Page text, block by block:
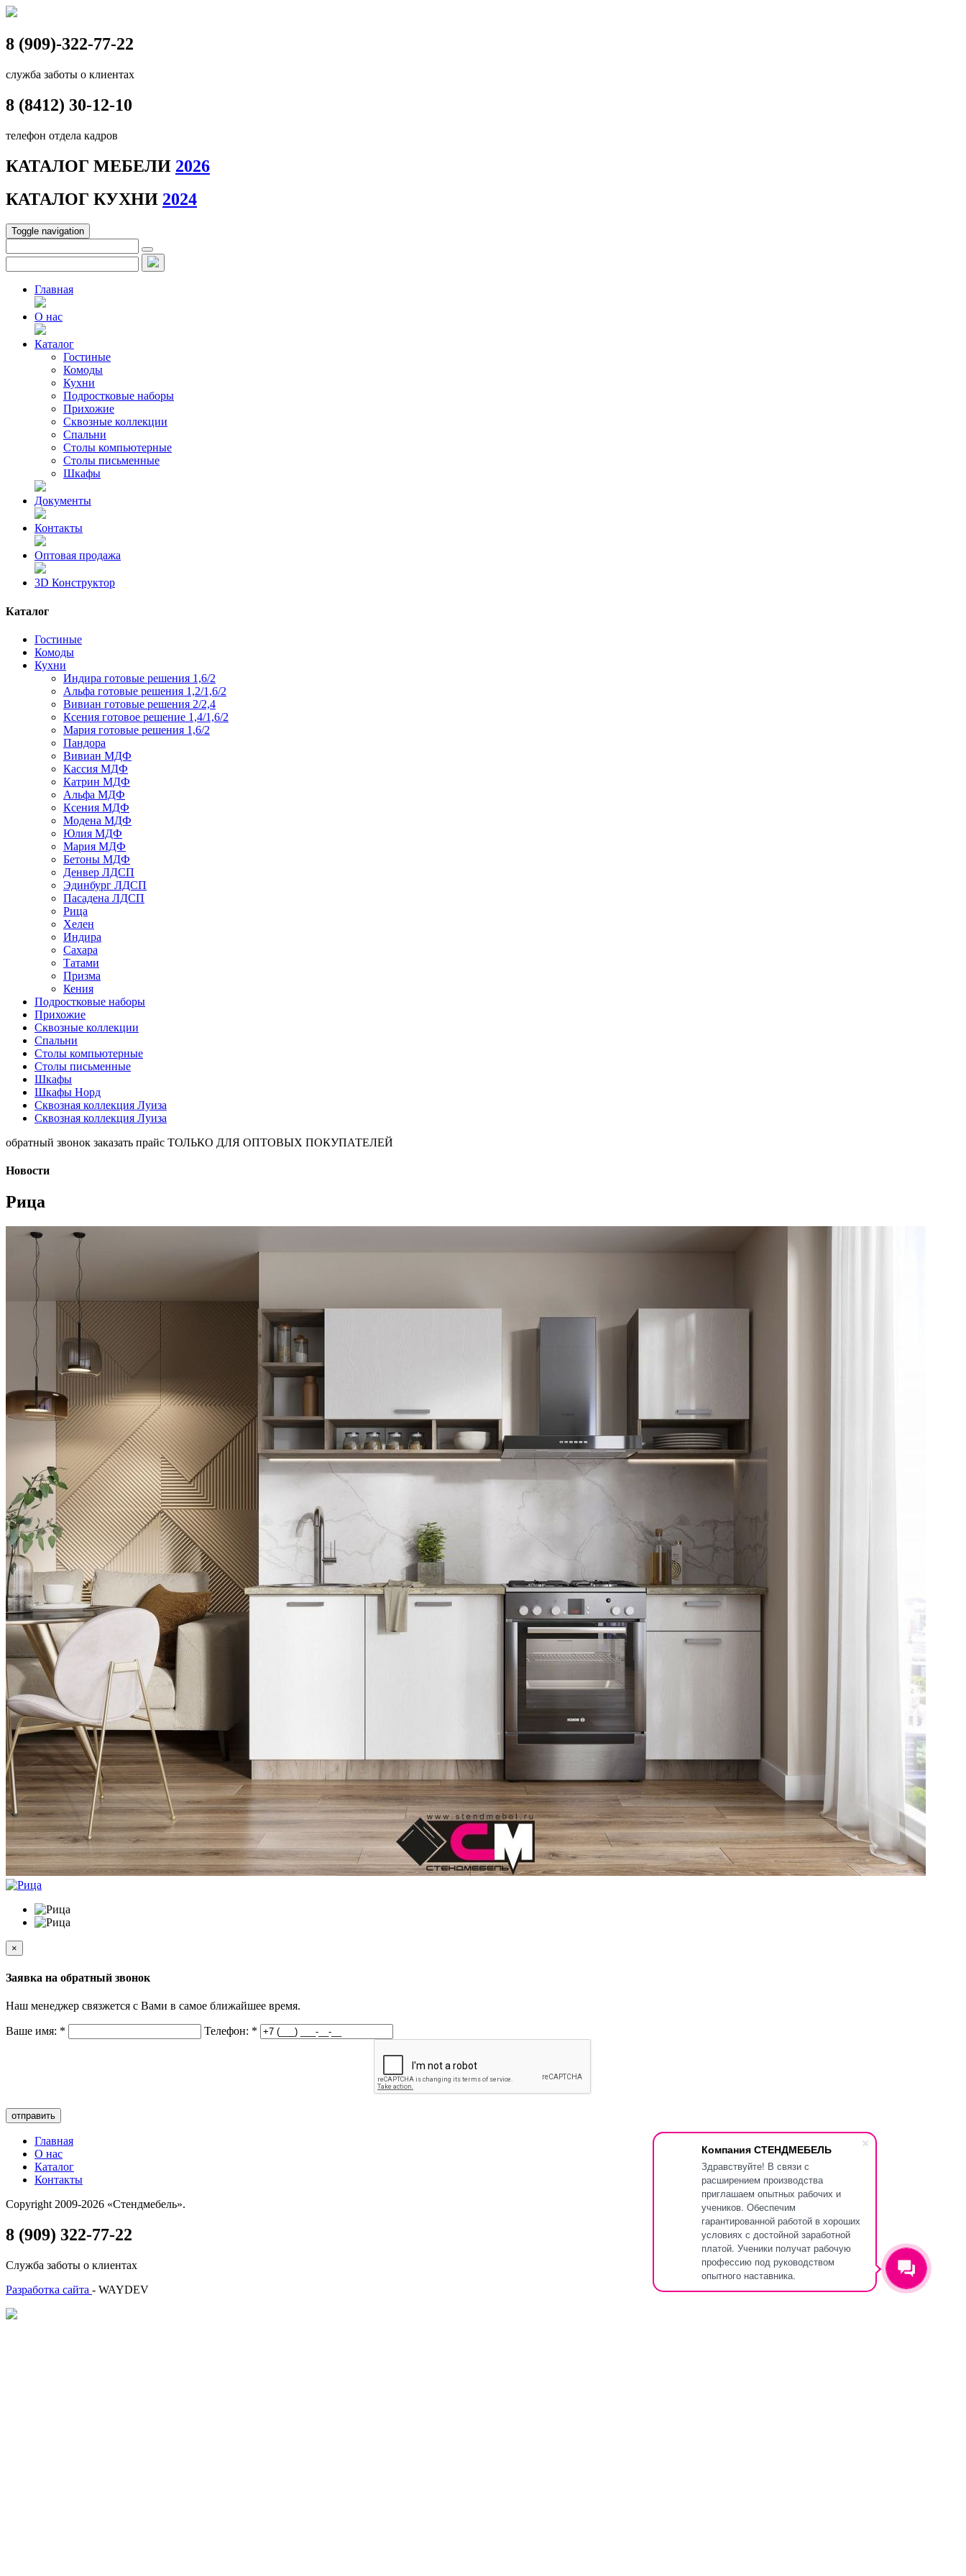
Компания СТЕНДМЕБЕЛЬ
Здравствуйте! В связи с
расширением производства
приглашаем опытных рабочих и
учеников. Обеспечим
гарантированной работой в хороших
условиях с достойной заработной
платой. Ученики получат рабочую
профессию под руководством
опытного наставника.
8 (909)-322-77-22
служба заботы о клиентах
8 (8412) 30-12-10
телефон отдела кадров
КАТАЛОГ МЕБЕЛИ 2026
КАТАЛОГ КУХНИ 2024
Toggle navigation
Главная
О нас
Каталог
Гостиные
Комоды
Кухни
Подростковые наборы
Прихожие
Сквозные коллекции
Спальни
Столы компьютерные
Столы письменные
Шкафы
Документы
Контакты
Оптовая продажа
3D Конструктор
Каталог
Гостиные
Комоды
Кухни
Индира готовые решения 1,6/2
Альфа готовые решения 1,2/1,6/2
Вивиан готовые решения 2/2,4
Ксения готовое решение 1,4/1,6/2
Мария готовые решения 1,6/2
Пандора
Вивиан МДФ
Кассия МДФ
Катрин МДФ
Альфа МДФ
Ксения МДФ
Модена МДФ
Юлия МДФ
Мария МДФ
Бетоны МДФ
Денвер ЛДСП
Эдинбург ЛДСП
Пасадена ЛДСП
Рица
Хелен
Индира
Сахара
Татами
Призма
Кения
Подростковые наборы
Прихожие
Сквозные коллекции
Спальни
Столы компьютерные
Столы письменные
Шкафы
Шкафы Норд
Сквозная коллекция Луиза
Сквозная коллекция Луиза
обратный звонок заказать прайс ТОЛЬКО ДЛЯ ОПТОВЫХ ПОКУПАТЕЛЕЙ
Новости
Рица
×
Заявка на обратный звонок
Наш менеджер связжется с Вами в самое ближайшее время.
Ваше имя: * Телефон: *
отправить
Главная
О нас
Каталог
Контакты
Copyright 2009-2026 «Стендмебель».
8 (909) 322-77-22
Служба заботы о клиентах
Разработка сайта - WAYDEV